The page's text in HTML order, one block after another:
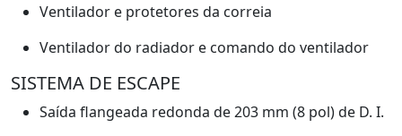
Ventilador e protetores da correia
Ventilador do radiador e comando do ventilador
SISTEMA DE ESCAPE
Saída flangeada redonda de 203 mm (8 pol) de D. I.